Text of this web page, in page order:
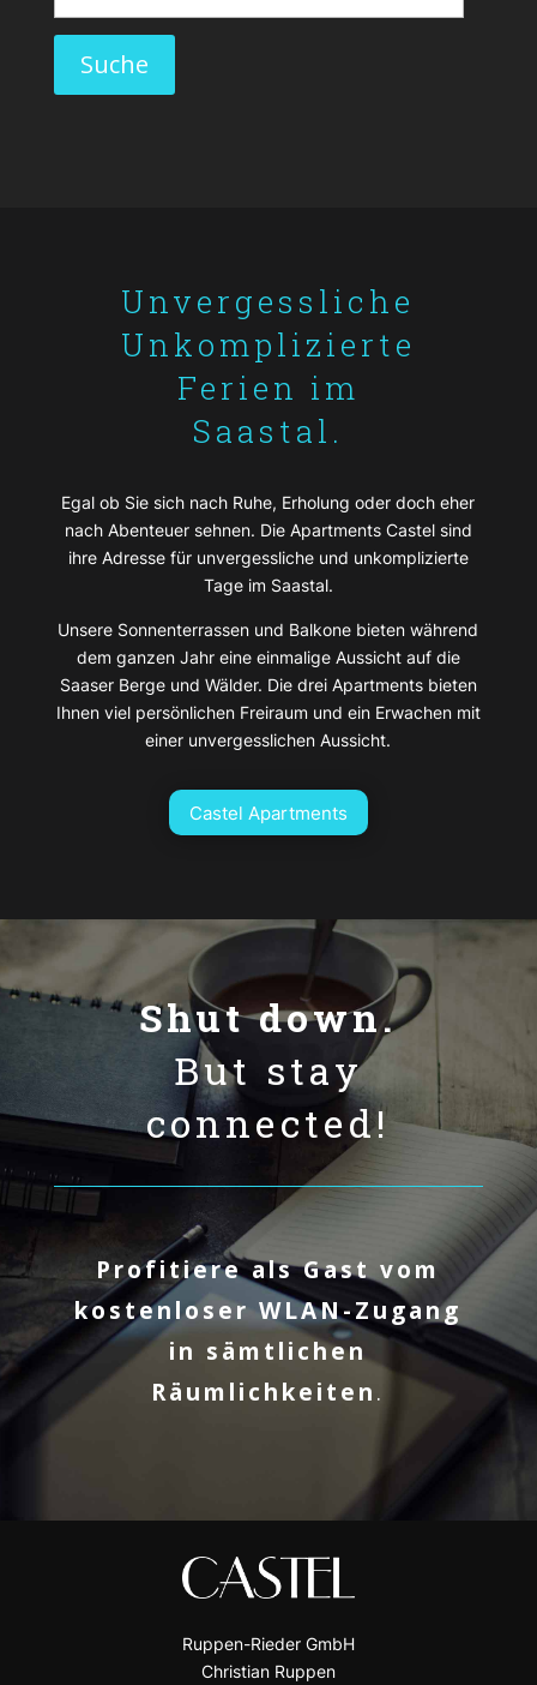
Unvergessliche
Unkomplizierte
Ferien im
Saastal.
Egal ob Sie sich nach Ruhe, Erholung oder doch eher
nach Abenteuer sehnen. Die Apartments Castel sind
ihre Adresse für unvergessliche und unkomplizierte
Tage im Saastal.
Unsere Sonnenterrassen und Balkone bieten während
dem ganzen Jahr eine einmalige Aussicht auf die
Saaser Berge und Wälder. Die drei Apartments bieten
Ihnen viel persönlichen Freiraum und ein Erwachen mit
einer unvergesslichen Aussicht.
Castel Apartments
Shut down.
But stay
connected!
Profitiere als Gast vom
kostenloser WLAN-Zugang
in sämtlichen
Räumlichkeiten.
Ruppen-Rieder GmbH
Christian Ruppen